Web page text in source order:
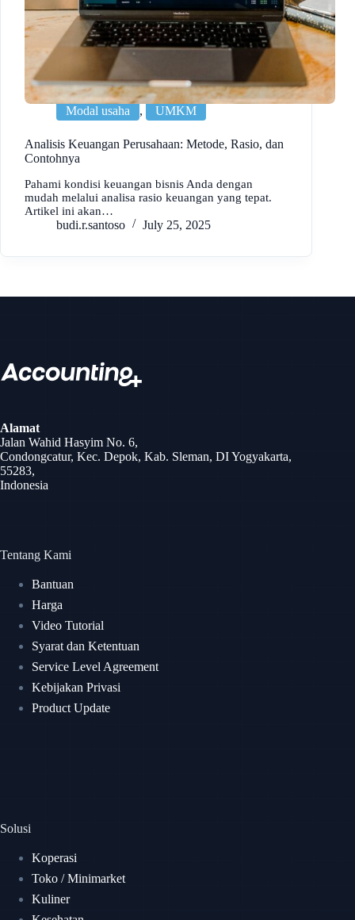
Modal usaha , UMKM
Analisis Keuangan Perusahaan: Metode, Rasio, dan
Contohnya
Pahami kondisi keuangan bisnis Anda dengan
mudah melalui analisa rasio keuangan yang tepat.
Artikel ini akan…
budi.r.santoso July 25, 2025
Alamat
Jalan Wahid Hasyim No. 6,
Condongcatur, Kec. Depok, Kab. Sleman, DI Yogyakarta,
55283,
Indonesia
Tentang Kami
Bantuan
Harga
Video Tutorial
Syarat dan Ketentuan
Service Level Agreement
Kebijakan Privasi
Product Update
Solusi
Koperasi
Toko / Minimarket
Kuliner